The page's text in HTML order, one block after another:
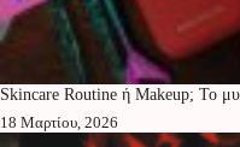
Skincare Routine ή Makeup; Το
18 Μαρτίου, 2026